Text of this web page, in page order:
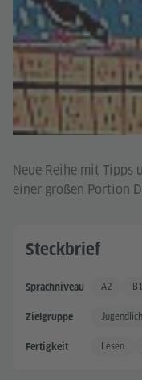
Neue Reihe mit Tipps
einer großen Portion
Steckbrief
Sprachniveau A2 B1
Zielgruppe
Fertigkeit Lesen